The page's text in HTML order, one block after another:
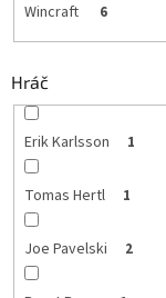
Wincraft 6
Hráč
Erik Karlsson 1
Tomas Hertl 1
Joe Pavelski 2